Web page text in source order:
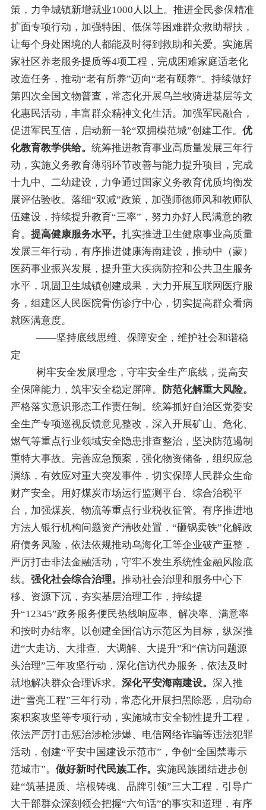
策，力争城镇新增就业1000人以上。 推进全民参保精准
扩面专项行动， 加强特困、低保等困难群众救助帮扶 ，
让每个身处困境的人都能及时得到救助和关爱。 实施居
家社区养老服务提质等4项工程， 完成困难家庭适老化
改造任务 ， 推动“老有所养”迈向“老有颐养”。持续做好
第四次全国文物普查，常态化开展乌兰牧骑进基层等文
化惠民活动，丰富群众精神文化生活。加强军民融合，
促进军民互信，启动新一轮“双拥模范城”创建工作。 优
化教育教学供给。 统筹推进教育事业高质量发展三年行
动，实施义务教育薄弱环节改善与能力提升项目，完成
十九中、二幼建设，力争通过国家义务教育优质均衡发
展评估验收。落细“双减”政策，加强师德师风和教师队
伍建设，持续提升教育“三率” ，努力办好人民满意的教
育。 提高健康服务水平。 扎实推进卫生健康事业高质量
发展三年行动， 有序推进健康海南建设， 推动中（蒙）
医药事业振兴发展，提升重大疾病防控和公共卫生服务
水平，巩固卫生城镇创建成果 ，大力开展互联网医疗服
务，组建区人民医院骨伤诊疗中心，切实提高群众看病
就医满意度。
——坚持底线思维、保障安全，维护社会和谐稳
定
树牢安全发展理念，守牢安全生产底线，提高安
全保障能力，筑牢安全稳定屏障。
防范化解重大风险。
严格落实意识形态工作责任制。统筹抓好自治区党委安
全生产专项巡视反馈意见整改，深入开展矿山、危化、
燃气等重点行业领域安全隐患排查整治，坚决防范遏制
重特大事故。完善应急预案，强化物资储备，组织应急
演练，有效应对重大突发事件，切实保障人民群众生命
财产安全。
用好煤炭市场运行监测平台、综合治税平
台，加强煤炭、 物流等重点行业税收征管。有序推进地
方法人银行机构问题资产清收处置 ， “砸锅卖铁”化解政
府债务风险， 依法依规推动乌海化工等企业破产重整，
严厉打击非法金融活动 ， 守牢不发生系统性金融风险底
线。 强化社会综合治理。 推动社会治理和服务中心下
移、资源下沉，夯实基层治理工作，持续提
升“12345”政务服务便民热线响应率、解决率、满意率
和按时办结率。以创建全国信访示范区为目标，纵深推
进“大走访、大排查、大调解、大提升”和“信访问题源
头治理”三年攻坚行动，深化信访代办服务，依法及时
就地解决群众合理诉求。 深化平安海南建设。 深入推
进“雪亮工程”三年行动，常态化开展扫黑除恶，启动命
案积案攻坚等专项行动，实施城市安全韧性提升工程，
依法严厉打击惩治涉枪涉爆、电信网络诈骗等违法犯罪
活动， 创建“平安中国建设示范市” ， 争创 “全国禁毒示
范城市”。 做好新时代民族工作。 实施民族团结进步创
建“筑基提质、培根铸魂、品牌引领”三大工程，引导广
大干部群众深刻领会把握“六句话”的事实和道理，有序